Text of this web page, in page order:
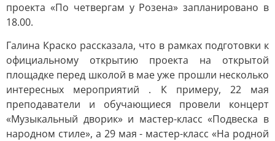
проекта «По четвергам у Розена» запланировано в
18.00.
Галина Краско рассказала, что в рамках подготовки к
официальному открытию проекта на открытой
площадке перед школой в мае уже прошли несколько
интересных мероприятий . К примеру, 22 мая
преподаватели и обучающиеся провели концерт
«Музыкальный дворик» и мастер-класс «Подвеска в
народном стиле», а 29 мая - мастер-класс «На родной